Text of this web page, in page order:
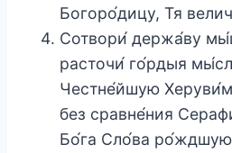
Богоро́дицу, Тя
Сотвори́ держа́ву
расточи́ го́рдыя
Честне́йшую
без сравне́ния
Бо́га Сло́ва